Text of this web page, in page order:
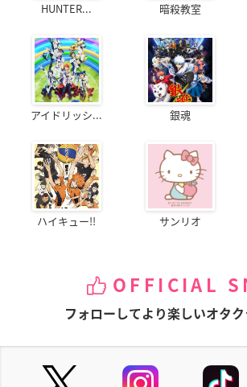
HUNTER... 暗殺教室
アイドリッシ... 銀魂
ハイキュー!! サンリオ
OFFICIAL
フォローしてより楽しいオタク